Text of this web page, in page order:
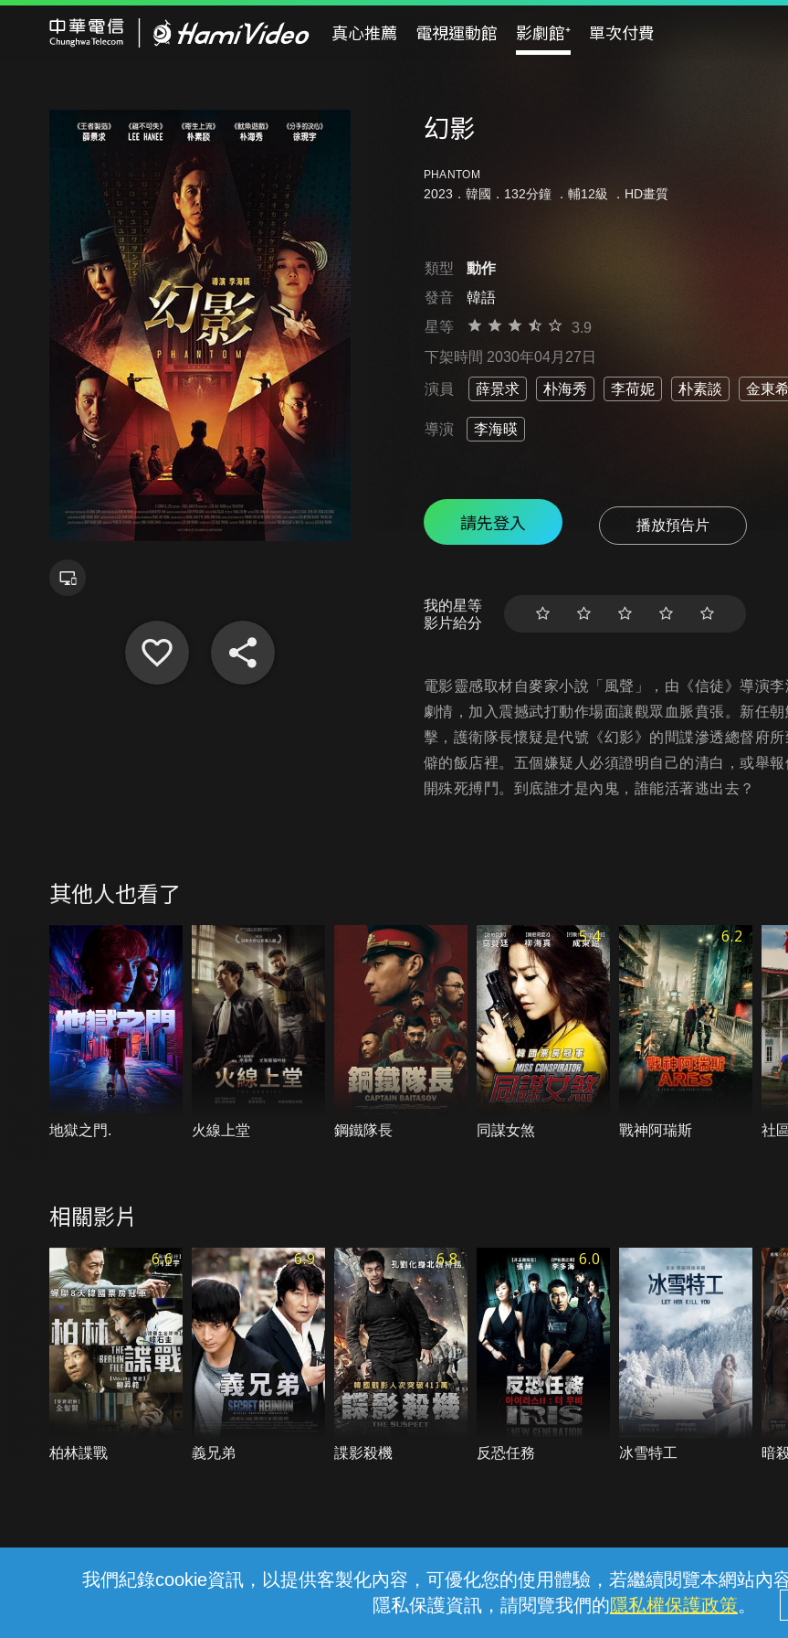
我們紀錄cookie資訊，以提供客製化內容，可優化您的使用體驗，若繼續閱覽本網站內
隱私保護資訊，請閱覽我們的隱私權保護政策。
真心推薦 電視運動館 影劇館⁺ 單次付費
幻影
PHANTOM
2023．韓國．132分鐘 ． 輔12級 ．HD畫質
類型
動作
發音
韓語
星等
3.9
下架時間 2030年04月27日
演員 薛景求 朴海秀 李荷妮 朴素談 金東
導演 李海暎
請先登入 播放預告片
我的星等
影片給分
電影靈感取材自麥家小說「風聲」，由《信徒》導演
劇情，加入震撼武打動作場面讓觀眾血脈賁張。新任
擊，護衛隊長懷疑是代號《幻影》的間諜滲透總督府
僻的飯店裡。五個嫌疑人必須證明自己的清白，或舉
開殊死搏鬥。到底誰才是內鬼，誰能活著逃出去？
其他人也看了
地獄之門. 火線上堂 鋼鐵隊長
5.4
同謀女煞
6.2
戰神阿瑞斯 社
相關影片
6.6
柏林諜戰
6.9
義兄弟
6.8
諜影殺機
6.0
反恐任務 冰雪特工 暗
線上客服 服務條款 隱私權保護
中華電信股份有限公司個人家庭分公司 (統一編號：96979949) ©